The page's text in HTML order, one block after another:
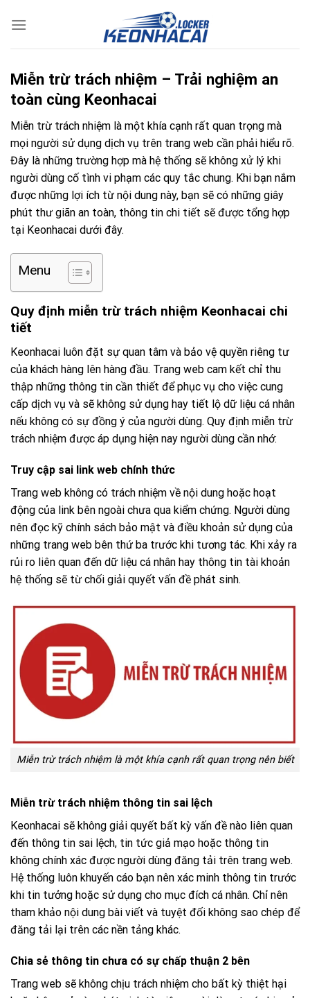
đến
Miễn trừ trách nhiệm – Trải nghiệm an
toàn cùng Keonhacai
Miễn trừ trách nhiệm là một khía cạnh rất quan trọng mà
mọi người sử dụng dịch vụ trên trang web cần phải hiểu rõ.
Đây là những trường hợp mà hệ thống sẽ không xử lý khi
người dùng cố tình vi phạm các quy tắc chung. Khi bạn nắm
được những lợi ích từ nội dung này, bạn sẽ có những giây
phút thư giãn an toàn, thông tin chi tiết sẽ được tổng hợp
tại Keonhacai dưới đây.
Menu
Quy định miễn trừ trách nhiệm Keonhacai chi
tiết
Keonhacai luôn đặt sự quan tâm và bảo vệ quyền riêng tư
của khách hàng lên hàng đầu. Trang web cam kết chỉ thu
thập những thông tin cần thiết để phục vụ cho việc cung
cấp dịch vụ và sẽ không sử dụng hay tiết lộ dữ liệu cá nhân
nếu không có sự đồng ý của người dùng. Quy định miễn trừ
trách nhiệm được áp dụng hiện nay người dùng cần nhớ:
Truy cập sai link web chính thức
Trang web không có trách nhiệm về nội dung hoặc hoạt
động của link bên ngoài chưa qua kiểm chứng. Người dùng
nên đọc kỹ chính sách bảo mật và điều khoản sử dụng của
những trang web bên thứ ba trước khi tương tác. Khi xảy ra
rủi ro liên quan đến dữ liệu cá nhân hay thông tin tài khoản
hệ thống sẽ từ chối giải quyết vấn đề phát sinh.
Miễn trừ trách nhiệm là một khía cạnh rất quan trọng nên biết
Miễn trừ trách nhiệm thông tin sai lệch
Keonhacai sẽ không giải quyết bất kỳ vấn đề nào liên quan
đến thông tin sai lệch, tin tức giả mạo hoặc thông tin
không chính xác được người dùng đăng tải trên trang web.
Hệ thống luôn khuyến cáo bạn nên xác minh thông tin trước
khi tin tưởng hoặc sử dụng cho mục đích cá nhân. Chỉ nên
tham khảo nội dung bài viết và tuyệt đối không sao chép để
đăng tải lại trên các nền tảng khác.
Chia sẻ thông tin chưa có sự chấp thuận 2 bên
Trang web sẽ không chịu trách nhiệm cho bất kỳ thiệt hại